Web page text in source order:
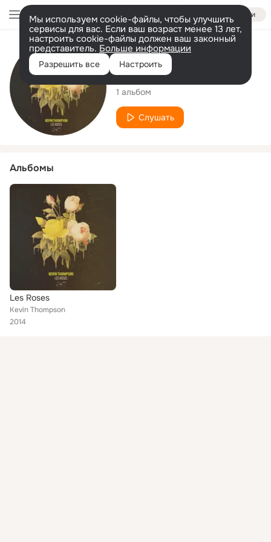
Войти
Мы используем cookie-файлы, чтобы улучшить
сервисы для вас. Если ваш возраст менее 13 лет,
настроить cookie-файлы должен ваш законный
представитель. Больше информации
Разрешить все Настроить
Исполнитель
Kevin Thompson
1 альбом
Слушать
Альбомы
Les Roses
Kevin Thompson
2014